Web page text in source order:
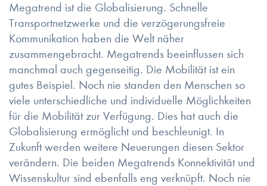
Megatrend ist die Globalisierung. Schnelle
Transportnetzwerke und die verzögerungsfreie
Kommunikation haben die Welt näher
zusammengebracht. Megatrends beeinflussen sich
manchmal auch gegenseitig. Die Mobilität ist ein
gutes Beispiel. Noch nie standen den Menschen so
viele unterschiedliche und individuelle Möglichkeiten
für die Mobilität zur Verfügung. Dies hat auch die
Globalisierung ermöglicht und beschleunigt. In
Zukunft werden weitere Neuerungen diesen Sektor
verändern. Die beiden Megatrends Konnektivität und
Wissenskultur sind ebenfalls eng verknüpft. Noch nie